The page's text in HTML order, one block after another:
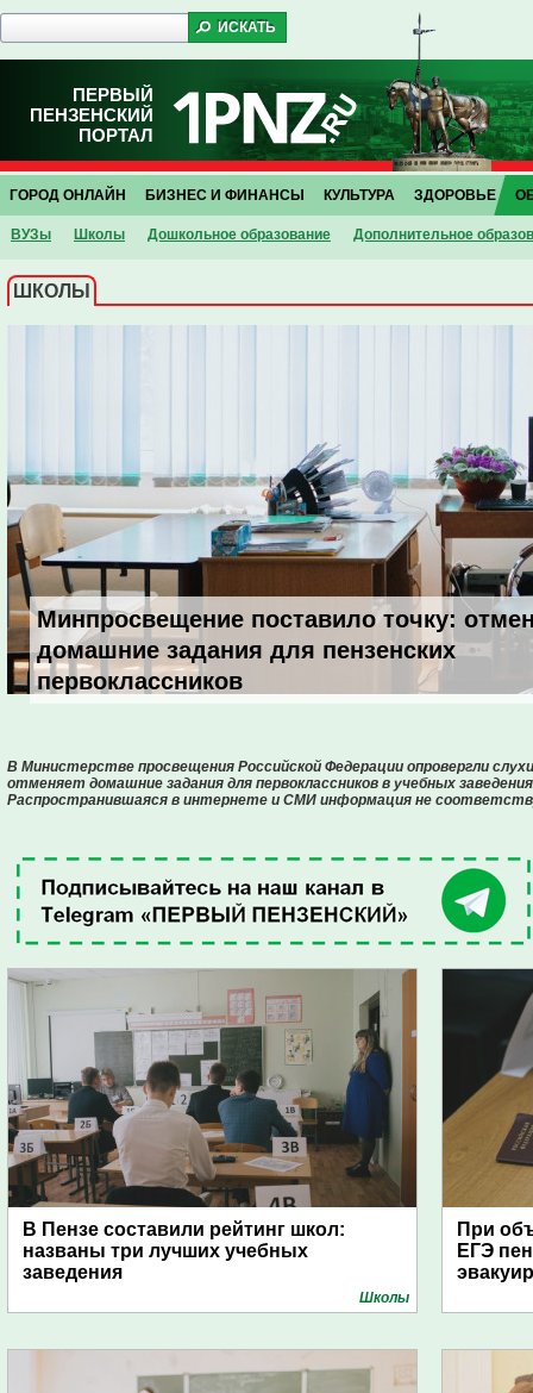
ПЕРВЫЙ
ПЕНЗЕНСКИЙ
ПОРТАЛ
ГОРОД ОНЛАЙН БИЗНЕС И ФИНАНСЫ КУЛЬТУРА ЗДОРОВЬЕ
ВУЗы Школы Дошкольное образование Дополнительное
ШКОЛЫ
Минпросвещение поставило точку:
домашние задания для пензенских
первоклассников
В Министерстве просвещения Российской Федерации опровергли
отменяет домашние задания для первоклассников в учебных
Распространившаяся в интернете и СМИ информация не
В Пензе составили рейтинг школ:
названы три лучших учебных
заведения
Школы
При
ЕГЭ